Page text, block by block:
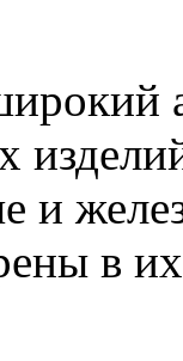
и
в их